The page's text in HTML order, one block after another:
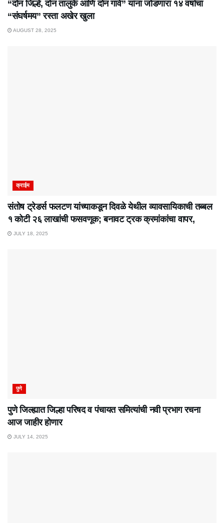
“दोन जिल्हे, दोन तालुके आणि दोन गावे” यांना जोडणारा १४ वर्षाचा
“संघर्षमय” रस्ता अखेर खुला
AUGUST 28, 2025
क्राईम
संतोष ट्रेडर्स फलटण यांच्याकडून दिवळे येथील व्यावसायिकाची तब्बल
१ कोटी २६ लाखांची फसवणूक; बनावट ट्रक क्रमांकांचा वापर,
JULY 18, 2025
पुणे
पुणे जिल्ह्यात जिल्हा परिषद व पंचायत समित्यांची नवी प्रभाग रचना
आज जाहीर होणार
JULY 14, 2025